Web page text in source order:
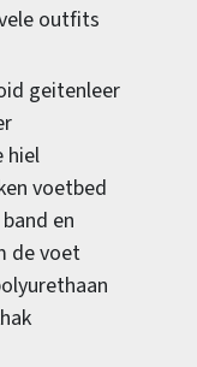
outfits
geitenleer
hiel
voetbed
en
de voet